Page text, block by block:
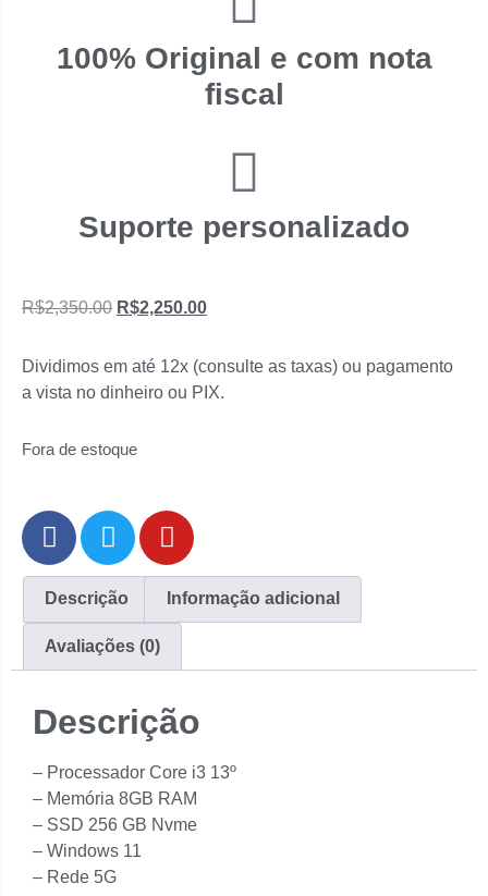
100% Original e com nota
fiscal
Suporte personalizado
R$2,350.00 R$2,250.00
Dividimos em até 12x (consulte as taxas) ou pagamento
a vista no dinheiro ou PIX.
Fora de estoque
Descrição Informação adicional
Avaliações (0)
Descrição
– Processador Core i3 13º
– Memória 8GB RAM
– SSD 256 GB Nvme
– Windows 11
– Rede 5G